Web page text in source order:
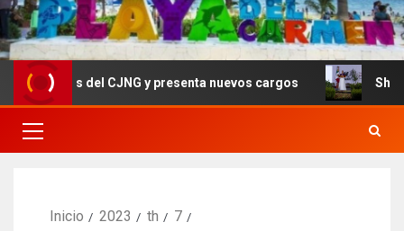
del CJNG y presenta nuevos cargos Sheinbaum
Inicio 2023 th
7